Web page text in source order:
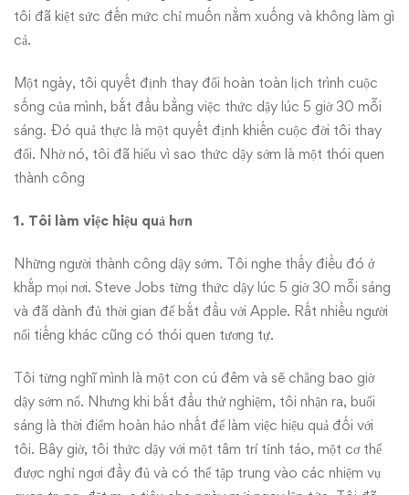
giờ
đây
tôi
đã
hiểu
vì
sao
người
giàu
lại
luôn
dậy
tôi đã kiệt sức đến mức chỉ muốn nằm xuống và không làm gì
cả.
Một ngày, tôi quyết định thay đổi hoàn toàn lịch trình cuộc
sống của mình, bắt đầu bằng việc thức dậy lúc 5 giờ 30 mỗi
sáng. Đó quả thực là một quyết định khiến cuộc đời tôi thay
đổi. Nhờ nó, tôi đã hiểu vì sao thức dậy sớm là một thói quen
thành công
1. Tôi làm việc hiệu quả hơn
Những người thành công dậy sớm. Tôi nghe thấy điều đó ở
khắp mọi nơi. Steve Jobs từng thức dậy lúc 5 giờ 30 mỗi sáng
và đã dành đủ thời gian để bắt đầu với Apple. Rất nhiều người
nổi tiếng khác cũng có thói quen tương tự.
Tôi từng nghĩ mình là một con cú đêm và sẽ chẳng bao giờ
dậy sớm nổ. Nhưng khi bắt đầu thử nghiệm, tôi nhận ra, buổi
sáng là thời điểm hoàn hảo nhất để làm việc hiệu quả đối với
tôi. Bây giờ, tôi thức dậy với một tâm trí tỉnh táo, một cơ thể
được nghỉ ngơi đầy đủ và có thể tập trung vào các nhiệm vụ